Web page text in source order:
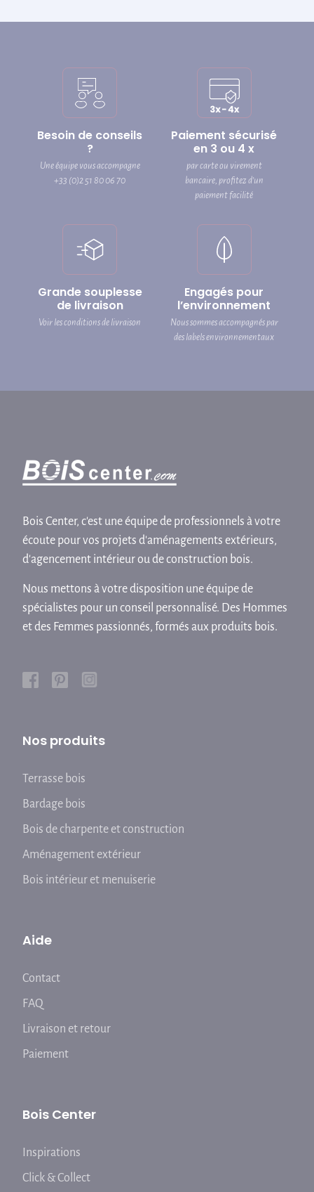
Besoin de conseils
?
Une équipe vous accompagne
+33 (0)2 51 80 06 70
Paiement sécurisé
en 3 ou 4 x
par carte ou virement
bancaire, profitez d’un
paiement facilité
Grande souplesse
de livraison
Voir les conditions de livraison
Engagés pour
l’environnement
Nous sommes accompagnés par
des labels environnementaux
Bois Center, c'est une équipe de professionnels à votre
écoute pour vos projets d'aménagements extérieurs,
d'agencement intérieur ou de construction bois.
Nous mettons à votre disposition une équipe de
spécialistes pour un conseil personnalisé. Des Hommes
et des Femmes passionnés, formés aux produits bois.
Nos produits
Terrasse bois
Bardage bois
Bois de charpente et construction
Aménagement extérieur
Bois intérieur et menuiserie
Aide
Contact
FAQ
Livraison et retour
Paiement
Bois Center
Inspirations
Click & Collect